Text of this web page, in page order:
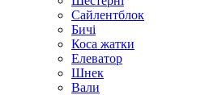
Сайлентблок
Бичі
Коса жатки
Елеватор
Шнек
Вали